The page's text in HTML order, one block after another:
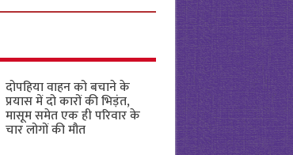
दोपहिया वाहन को बचाने के
प्रयास में दो कारों की भिड़ंत,
मासूम समेत एक ही परिवार के
चार लोगों की मौत